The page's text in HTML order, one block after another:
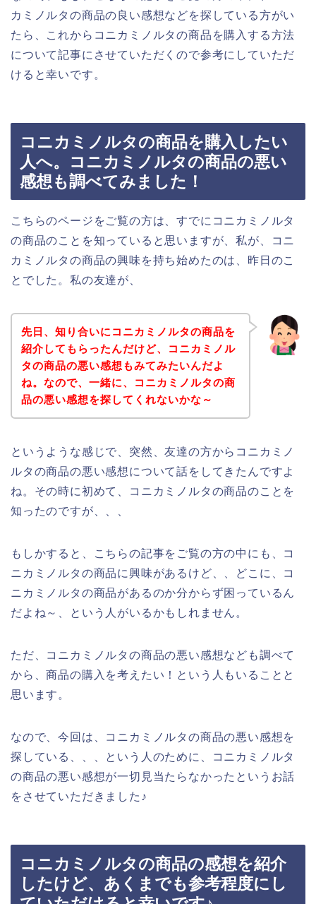
カミノルタの商品の良い感想などを探している方がい
たら、これからコニカミノルタの商品を購入する方法
について記事にさせていただくので参考にしていただ
けると幸いです。
コニカミノルタの商品を購入したい
人へ。コニカミノルタの商品の悪い
感想も調べてみました！
こちらのページをご覧の方は、すでにコニカミノルタ
の商品のことを知っていると思いますが、私が、コニ
カミノルタの商品の興味を持ち始めたのは、昨日のこ
とでした。私の友達が、
先日、知り合いにコニカミノルタの商品を
紹介してもらったんだけど、コニカミノル
タの商品の悪い感想もみてみたいんだよ
ね。なので、一緒に、コニカミノルタの商
品の悪い感想を探してくれないかな～
というような感じで、突然、友達の方からコニカミノ
ルタの商品の悪い感想について話をしてきたんですよ
ね。その時に初めて、コニカミノルタの商品のことを
知ったのですが、、、
もしかすると、こちらの記事をご覧の方の中にも、コ
ニカミノルタの商品に興味があるけど、、どこに、コ
ニカミノルタの商品があるのか分からず困っているん
だよね～、という人がいるかもしれません。
ただ、コニカミノルタの商品の悪い感想なども調べて
から、商品の購入を考えたい！という人もいることと
思います。
なので、今回は、コニカミノルタの商品の悪い感想を
探している、、、という人のために、コニカミノルタ
の商品の悪い感想が一切見当たらなかったというお話
をさせていただきました♪
コニカミノルタの商品の感想を紹介
したけど、あくまでも参考程度にし